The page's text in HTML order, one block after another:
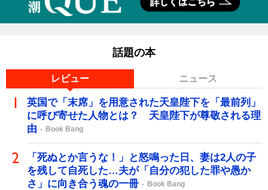
話題の本
レビュー ニュース
英国で「末席」を用意された天皇陛下を「最前列」
に呼び寄せた人物とは？ 天皇陛下が尊敬される理
由
Book Bang
「死ぬとか言うな！」と怒鳴った日、妻は2人の子
を残して自死した…夫が「自分の犯した罪や愚か
さ」に向き合う魂の一冊
Book Bang